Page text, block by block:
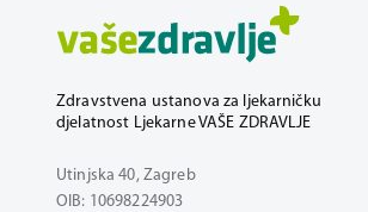
Zdravstvena ustanova za ljekarničku
djelatnost Ljekarne VAŠE ZDRAVLJE
Utinjska 40, Zagreb
OIB: 10698224903